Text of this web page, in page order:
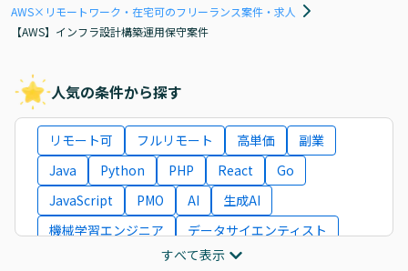
AWS×リモートワーク・在宅可のフリーランス案件・求人
【AWS】インフラ設計構築運用保守案件
人気の条件から探す
リモート可 フルリモート 高単価
副業
Java
Python PHP React
Go
JavaScript
PMO AI
生成AI
機械学習エンジニア
データサイエンティスト
ITコンサルタント
すべて表示